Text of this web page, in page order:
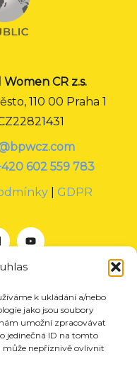
k ukládání a/nebo
jako jsou soubory
umožní zpracovávat
jedinečná ID na tomto
může nepříznivě ovlivnit
CR z.s.
110 00 Praha 1
602 559 783
GDPR